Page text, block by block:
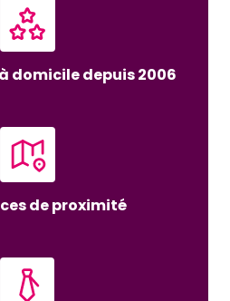
domicile depuis 2006
de proximité